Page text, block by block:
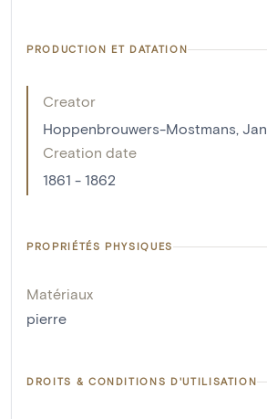
PRODUCTION ET DATATION
Creator
Hoppenbrouwers-Mostmans, Jan
Creation date
1861 - 1862
PROPRIÉTÉS PHYSIQUES
Matériaux
pierre
DROITS & CONDITIONS D'UTILISATION